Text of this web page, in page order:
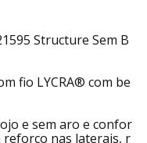
Structure Sem B
fio LYCRA® com be
e sem aro e confor
nas laterais, r